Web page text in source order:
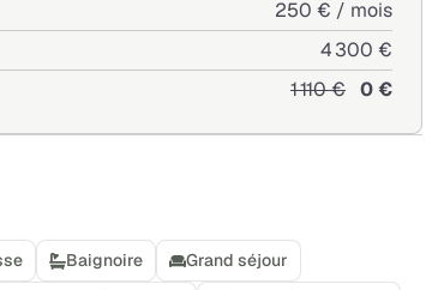
250 € / mois
4 300 €
1 110 € 0 €
Baignoire
Grand séjour